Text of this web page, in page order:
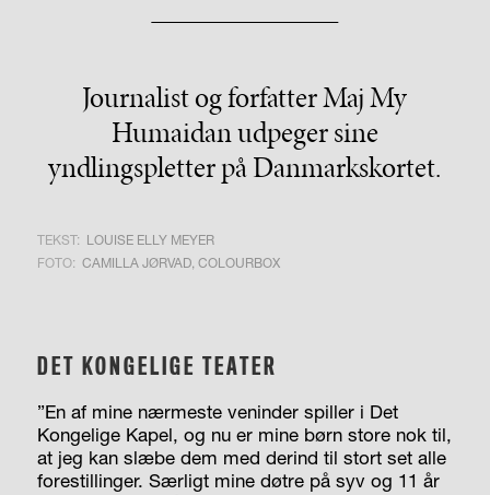
Journalist og forfatter Maj My
Humaidan udpeger sine
yndlingspletter på Danmarkskortet.
TEKST: LOUISE ELLY MEYER
FOTO: CAMILLA JØRVAD, COLOURBOX
DET KONGELIGE TEATER
”En af mine nærmeste veninder spiller i Det
Kongelige Kapel, og nu er mine børn store nok til,
at jeg kan slæbe dem med derind til stort set alle
forestillinger. Særligt mine døtre på syv og 11 år